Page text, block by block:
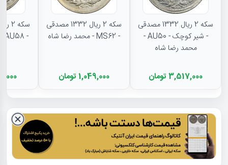
سکه 2 ریال 1332 مصدقی
- شیر کوچک - AU50 -
محمد رضا شاه
3,517,000 تومان
سکه 2 ریال 1332 مصدقی
- MS62 - محمد رضا شاه
1,049,000 تومان
- AU58 - محمد رضا شاه